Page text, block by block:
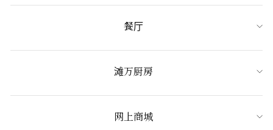
餐厅
滩万厨房
网上商城